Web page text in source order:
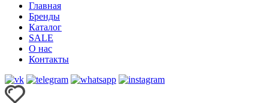
Главная
Бренды
Каталог
SALE
О нас
Контакты